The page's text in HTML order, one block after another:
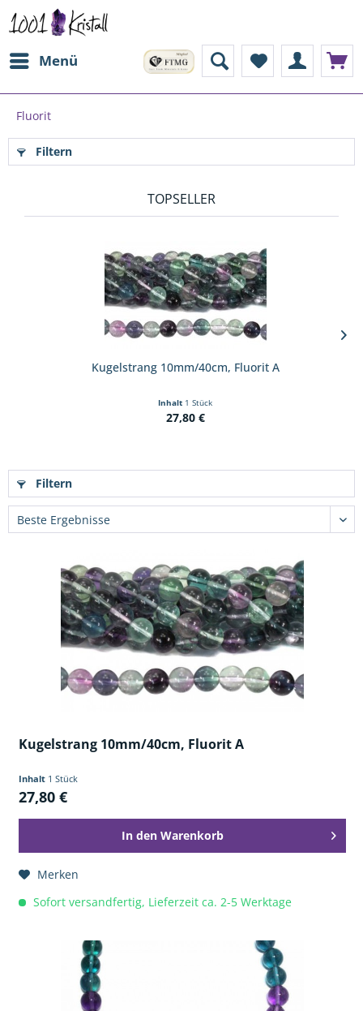
Menü
Fluorit
Filtern
TOPSELLER
Kugelstrang 10mm/40cm, Fluorit A
Inhalt 1 Stück
27,80 €
Filtern
Kugelstrang 10mm/40cm, Fluorit A
Inhalt 1 Stück
27,80 €
In den Warenkorb
Merken
Sofort versandfertig, Lieferzeit ca. 2-5 Werktage